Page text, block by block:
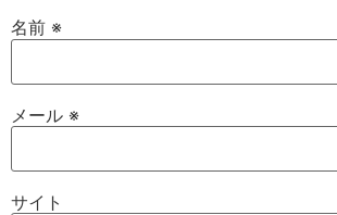
名前 ※
メール ※
サイト